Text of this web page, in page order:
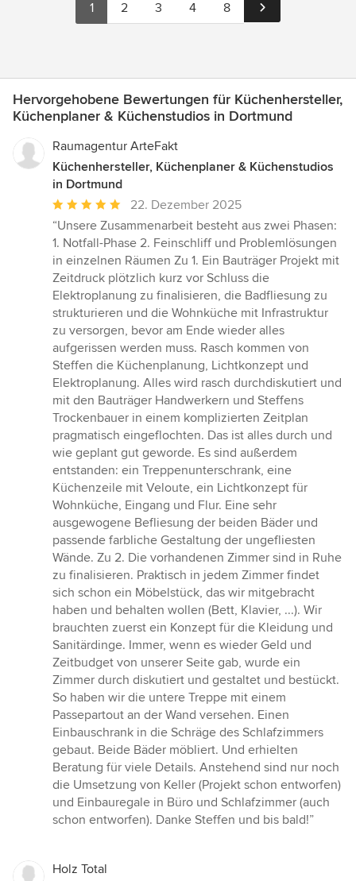
1 2 3 4 8
Hervorgehobene Bewertungen für Küchenhersteller,
Küchenplaner & Küchenstudios in Dortmund
Raumagentur ArteFakt
Küchenhersteller, Küchenplaner & Küchenstudios
in Dortmund
Durchschnittliche
Bewertung:
5
von
5
Sternen
22. Dezember 2025
“Unsere Zusammenarbeit besteht aus zwei Phasen:
1. Notfall-Phase 2. Feinschliff und Problemlösungen
in einzelnen Räumen Zu 1. Ein Bauträger Projekt mit
Zeitdruck plötzlich kurz vor Schluss die
Elektroplanung zu finalisieren, die Badfliesung zu
strukturieren und die Wohnküche mit Infrastruktur
zu versorgen, bevor am Ende wieder alles
aufgerissen werden muss. Rasch kommen von
Steffen die Küchenplanung, Lichtkonzept und
Elektroplanung. Alles wird rasch durchdiskutiert und
mit den Bauträger Handwerkern und Steffens
Trockenbauer in einem komplizierten Zeitplan
pragmatisch eingeflochten. Das ist alles durch und
wie geplant gut geworde. Es sind außerdem
entstanden: ein Treppenunterschrank, eine
Küchenzeile mit Veloute, ein Lichtkonzept für
Wohnküche, Eingang und Flur. Eine sehr
ausgewogene Befliesung der beiden Bäder und
passende farbliche Gestaltung der ungefliesten
Wände. Zu 2. Die vorhandenen Zimmer sind in Ruhe
zu finalisieren. Praktisch in jedem Zimmer findet
sich schon ein Möbelstück, das wir mitgebracht
haben und behalten wollen (Bett, Klavier, ...). Wir
brauchten zuerst ein Konzept für die Kleidung und
Sanitärdinge. Immer, wenn es wieder Geld und
Zeitbudget von unserer Seite gab, wurde ein
Zimmer durch diskutiert und gestaltet und bestückt.
So haben wir die untere Treppe mit einem
Passepartout an der Wand versehen. Einen
Einbauschrank in die Schräge des Schlafzimmers
gebaut. Beide Bäder möbliert. Und erhielten
Beratung für viele Details. Anstehend sind nur noch
die Umsetzung von Keller (Projekt schon entworfen)
und Einbauregale in Büro und Schlafzimmer (auch
schon entworfen). Danke Steffen und bis bald!”
Holz Total